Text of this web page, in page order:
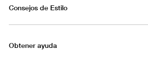
Consejos de Estilo
Obtener ayuda